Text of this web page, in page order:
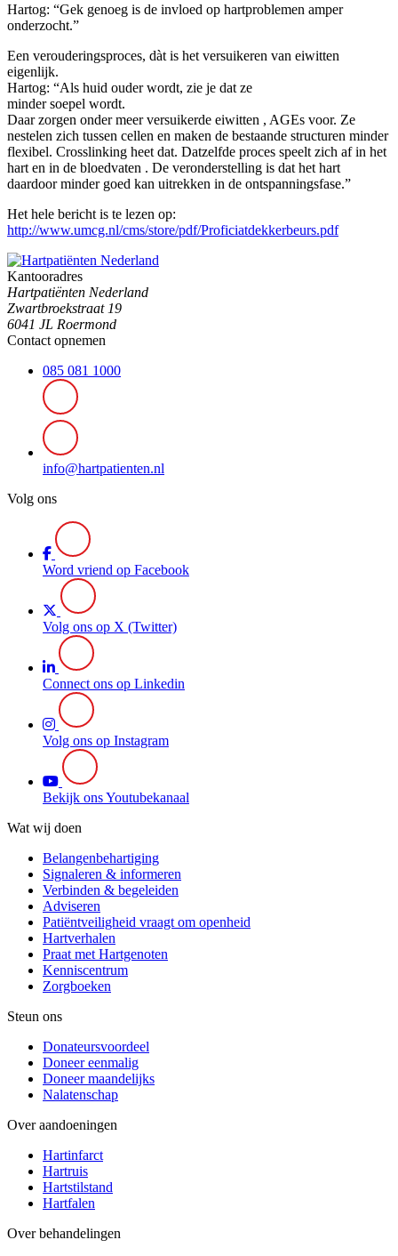
Hartog: “Gek genoeg is de invloed op hartproblemen amper
onderzocht.”
Een verouderingsproces, dàt is het versuikeren van eiwitten
eigenlijk.
Hartog: “Als huid ouder wordt, zie je dat ze
minder soepel wordt.
Daar zorgen onder meer versuikerde eiwitten , AGEs voor. Ze
nestelen zich tussen cellen en maken de bestaande structuren minder
flexibel. Crosslinking heet dat. Datzelfde proces speelt zich af in het
hart en in de bloedvaten . De veronderstelling is dat het hart
daardoor minder goed kan uitrekken in de ontspanningsfase.”
Het hele bericht is te lezen op:
http://www.umcg.nl/cms/store/pdf/Proficiatdekkerbeurs.pdf
Kantooradres
Hartpatiënten Nederland
Zwartbroekstraat 19
6041 JL Roermond
Contact opnemen
085 081 1000
info@hartpatienten.nl
Volg ons
Word vriend op Facebook
Volg ons op X (Twitter)
Connect ons op Linkedin
Volg ons op Instagram
Bekijk ons Youtubekanaal
Wat wij doen
Belangenbehartiging
Signaleren & informeren
Verbinden & begeleiden
Adviseren
Patiëntveiligheid vraagt om openheid
Hartverhalen
Praat met Hartgenoten
Kenniscentrum
Zorgboeken
Steun ons
Donateursvoordeel
Doneer eenmalig
Doneer maandelijks
Nalatenschap
Over aandoeningen
Hartinfarct
Hartruis
Hartstilstand
Hartfalen
Over behandelingen